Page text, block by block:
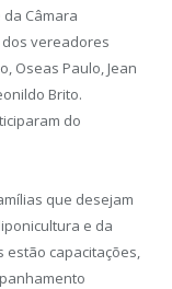
Câmara
vereadores
Oseas Paulo, Jean
Brito.
do
que desejam
e da
estão capacitações,